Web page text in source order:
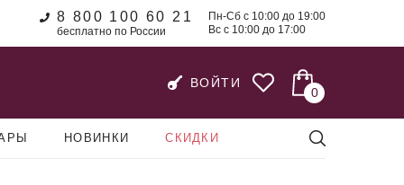
8 800 100 60 21
бесплатно по России
Пн-Сб с 10:00 до 19:00
Вс с 10:00 до 17:00
ВОЙТИ
0
НОВИНКИ СКИДКИ